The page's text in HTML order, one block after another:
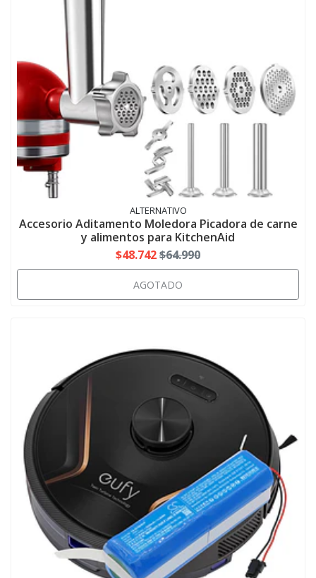
ALTERNATIVO
Accesorio Aditamento Moledora Picadora de carne
y alimentos para KitchenAid
$48.742$64.990
AGOTADO